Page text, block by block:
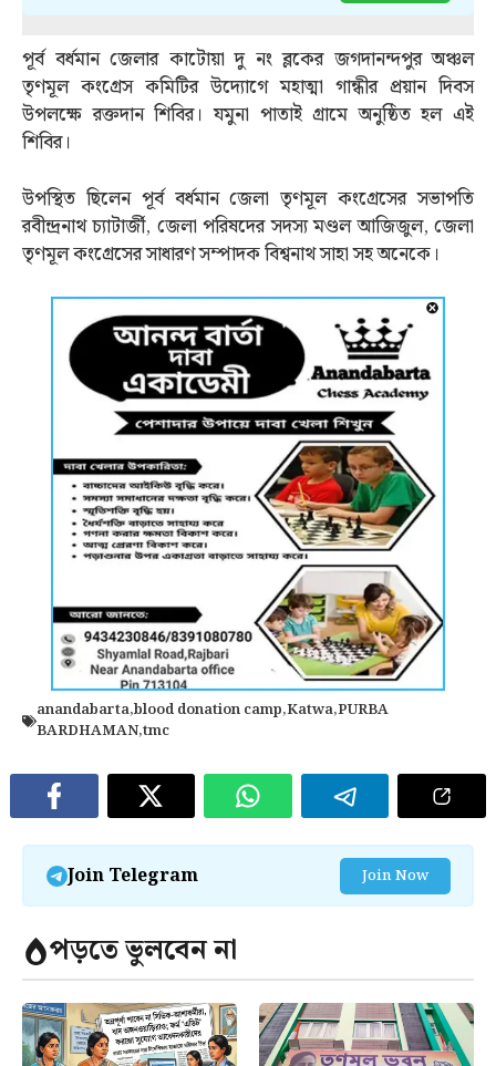
পূর্ব বর্ধমান জেলার কাটোয়া দু নং ব্লকের জগদানন্দপুর অঞ্চল
তৃণমূল কংগ্রেস কমিটির উদ্যোগে মহাত্মা গান্ধীর প্রয়ান দিবস
উপলক্ষে রক্তদান শিবির। যমুনা পাতাই গ্ৰামে অনুষ্ঠিত হল এই
শিবির।
উপস্থিত ছিলেন পূর্ব বর্ধমান জেলা তৃণমূল কংগ্রেসের সভাপতি
রবীন্দ্রনাথ চ্যাটার্জী, জেলা পরিষদের সদস্য মণ্ডল আজিজুল, জেলা
তৃণমূল কংগ্রেসের সাধারণ সম্পাদক বিশ্বনাথ সাহা সহ অনেকে।
anandabarta,blood donation camp,Katwa,PURBA
BARDHAMAN,tmc
Join Telegram Join Now
পড়তে ভুলবেন না